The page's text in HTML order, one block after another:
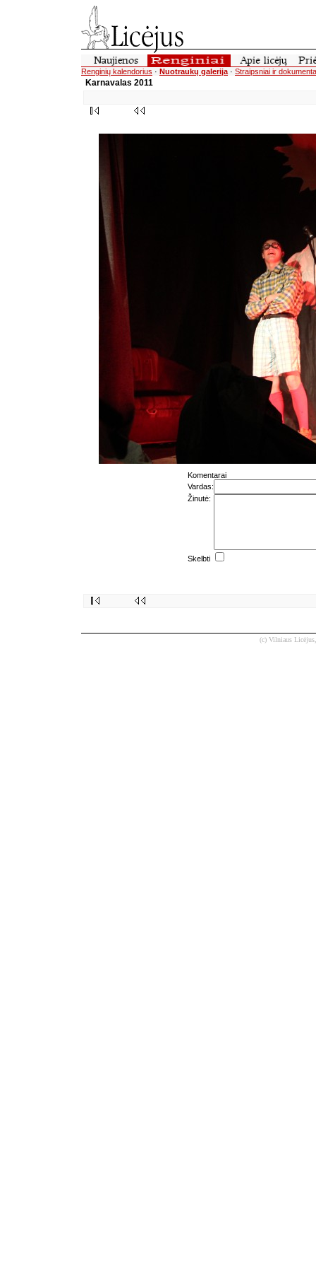
Renginių kalendorius · Nuotraukų galerija · Straipsniai ir
Karnavalas 2011
Komentarai
Vardas:
Žinutė:
Skelbti
(c) Vilniaus